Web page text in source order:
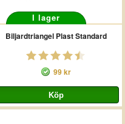
I lager
Biljardtriangel Plast Standard
99 kr